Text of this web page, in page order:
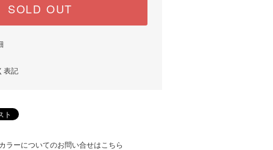
SOLD OUT
表記
ラーについてのお問い合せはこちら